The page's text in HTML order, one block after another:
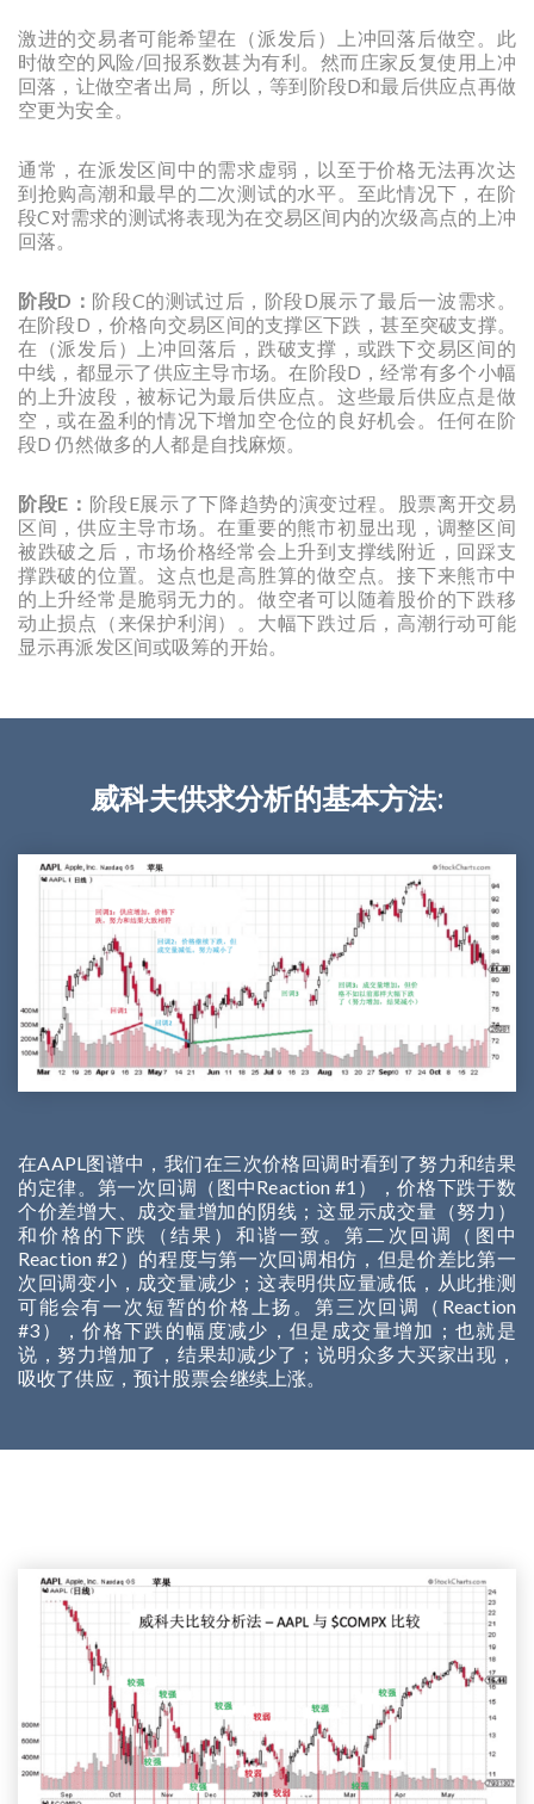
激进的交易者可能希望在（派发后）上冲回落后做空。此
时做空的风险/回报系数甚为有利。然而庄家反复使用上冲
回落，让做空者出局，所以，等到阶段D和最后供应点再做
空更为安全。
通常，在派发区间中的需求虚弱，以至于价格无法再次达
到抢购高潮和最早的二次测试的水平。至此情况下，在阶
段C对需求的测试将表现为在交易区间内的次级高点的上冲
回落。
阶段D： 阶段C的测试过后，阶段D展示了最后一波需求。
在阶段D，价格向交易区间的支撑区下跌，甚至突破支撑。
在（派发后）上冲回落后，跌破支撑，或跌下交易区间的
中线，都显示了供应主导市场。在阶段D，经常有多个小幅
的上升波段，被标记为最后供应点。这些最后供应点是做
空，或在盈利的情况下增加空仓位的良好机会。任何在阶
段D 仍然做多的人都是自找麻烦。
阶段E： 阶段E展示了下降趋势的演变过程。股票离开交易
区间，供应主导市场。在重要的熊市初显出现，调整区间
被跌破之后，市场价格经常会上升到支撑线附近，回踩支
撑跌破的位置。这点也是高胜算的做空点。接下来熊市中
的上升经常是脆弱无力的。做空者可以随着股价的下跌移
动止损点（来保护利润）。大幅下跌过后，高潮行动可能
显示再派发区间或吸筹的开始。
威科夫供求分析的基本方法:
在AAPL图谱中，我们在三次价格回调时看到了努力和结果
的定律。第一次回调（图中Reaction #1），价格下跌于数
个价差增大、成交量增加的阴线；这显示成交量（努力）
和价格的下跌（结果）和谐一致。第二次回调（图中
Reaction #2）的程度与第一次回调相仿，但是价差比第一
次回调变小，成交量减少；这表明供应量减低，从此推测
可能会有一次短暂的价格上扬。第三次回调（Reaction
#3），价格下跌的幅度减少，但是成交量增加；也就是
说，努力增加了，结果却减少了；说明众多大买家出现，
吸收了供应，预计股票会继续上涨。